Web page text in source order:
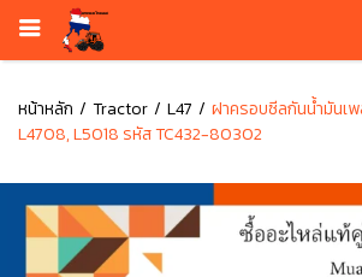
หน้าหลัก Tractor L47
ฝาครอบซีลกันน้ำมันเพ
L4708, L5018 รหัส TC432-80302